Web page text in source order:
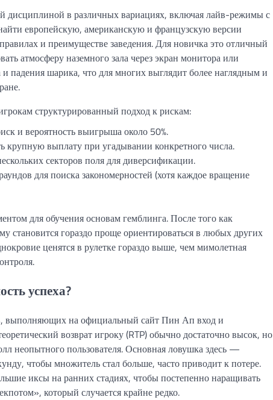
дисциплиной в различных вариациях, включая лайв-режимы с
европейскую, американскую и французскую версии
и преимуществе заведения. Для новичка это отличный
атмосферу наземного зала через экран монитора или
и падения шарика, что для многих выглядит более наглядным и
структурированный подход к рискам:
и вероятность выигрыша около 50%.
крупную выплату при угадывании конкретного числа.
секторов поля для диверсификации.
для поиска закономерностей (хотя каждое вращение
для обучения основам гемблинга. После того как
становится гораздо проще ориентироваться в любых других
ценятся в рулетке гораздо выше, чем мимолетная
успеха?
выполняющих на официальный сайт Пин Ап вход и
возврат игроку (RTP) обычно достаточно высок, но
неопытного пользователя. Основная ловушка здесь —
чтобы множитель стал больше, часто приводит к потере.
иксы на ранних стадиях, чтобы постепенно наращивать
который случается крайне редко.